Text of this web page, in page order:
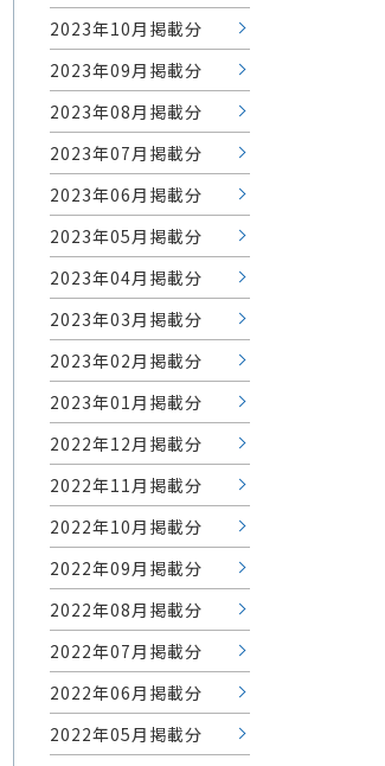
2023年10月掲載分
2023年09月掲載分
2023年08月掲載分
2023年07月掲載分
2023年06月掲載分
2023年05月掲載分
2023年04月掲載分
2023年03月掲載分
2023年02月掲載分
2023年01月掲載分
2022年12月掲載分
2022年11月掲載分
2022年10月掲載分
2022年09月掲載分
2022年08月掲載分
2022年07月掲載分
2022年06月掲載分
2022年05月掲載分